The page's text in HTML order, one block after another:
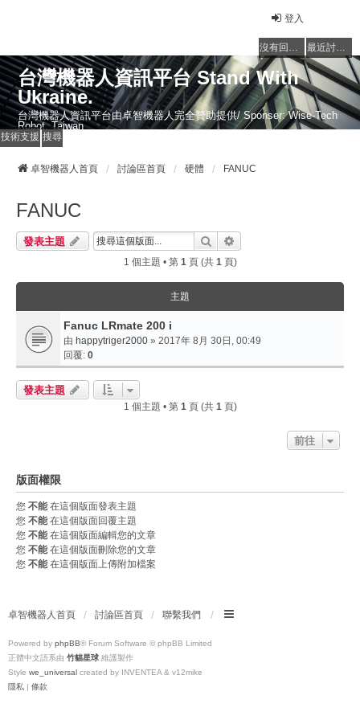
登入
沒有回覆的主題 最近討論的主題
台灣機器人資訊平台 Stand With
Ukraine.
台灣機器人資訊平台由卓智機器人完全贊助提供/ Sponser: Wise-Tech
Robot, Taiwan
技術支援 搜尋
卓智機器人首頁 討論區首頁 硬體 FANUC
FANUC
發表主題 搜尋
1 個主題 • 第 1頁 (共 1頁)
主題
Fanuc LRmate 200 i
由 happytriger2000 » 2017年 8月 30日, 00:49
回覆: 0
發表主題
1 個主題 • 第 1頁 (共 1頁)
前往
版面權限
您 不能在這個版面發表主題
您 不能在這個版面回覆主題
您 不能在這個版面編輯您的文章
您 不能在這個版面刪除您的文章
您 不能在這個版面上傳附加檔案
卓智機器人首頁 討論區首頁 聯繫我們
Powered by phpBB® Forum Software © phpBB Limited
正體中文語系由 竹貓星球 維護製作
Style we_universal created by INVENTEA & v12mike
隱私 | 條款